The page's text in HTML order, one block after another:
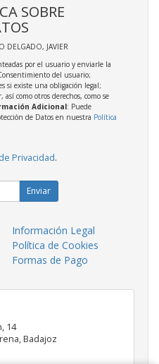
SOBRE
DELGADO, JAVIER
por el usuario y enviarle la
del usuario;
si existe una obligación legal;
como otros derechos, como se
Adicional: Puede
de Datos en nuestra Política
Privacidad.
Enviar
Información Legal
Política de Cookies
Formas de Pago
14
,Badajoz